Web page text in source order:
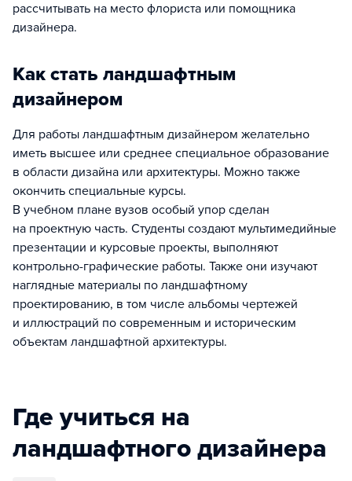
рассчитывать на место флориста или помощника
дизайнера.
Как стать ландшафтным
дизайнером
Для работы ландшафтным дизайнером желательно
иметь высшее или среднее специальное образование
в области дизайна или архитектуры. Можно также
окончить специальные курсы.
В учебном плане вузов особый упор сделан
на проектную часть. Студенты создают мультимедийные
презентации и курсовые проекты, выполняют
контрольно-графические работы. Также они изучают
наглядные материалы по ландшафтному
проектированию, в том числе альбомы чертежей
и иллюстраций по современным и историческим
объектам ландшафтной архитектуры.
Где учиться на
ландшафтного дизайнера